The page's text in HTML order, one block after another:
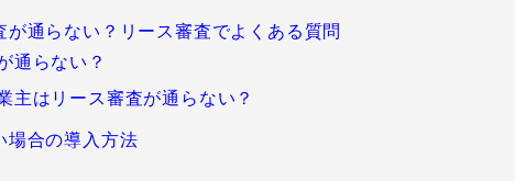
通らない？リース審査でよくある質問
通らない？
主はリース審査が通らない？
場合の導入方法